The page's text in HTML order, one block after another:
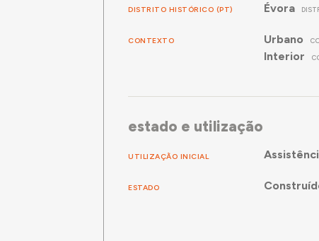
DISTRITO HISTÓRICO (PT) Évora
CONTEXTO Urbano
Interior
estado e utilização
UTILIZAÇÃO INICIAL
ESTADO